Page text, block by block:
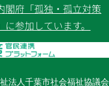
閣府「孤独・孤立対策
参加しています。
法人千葉市社会福祉協議会